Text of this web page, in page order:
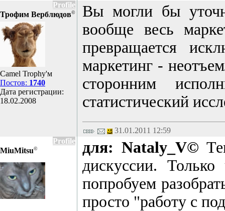
Profile
Трофим Верблюдов©
Camel Trophy'м
Постов: 1740
Дата регистрации:
18.02.2008
Вы могли бы
вообще весь
превращается
маркетинг -
сторонним
статистический
31.01.2011 12:59
Profile
MiuMitsu© для: Nataly_V©
дискуссии.
попробуем
просто "работу с